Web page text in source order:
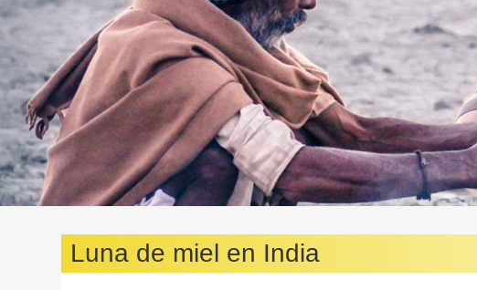
Luna de miel en India